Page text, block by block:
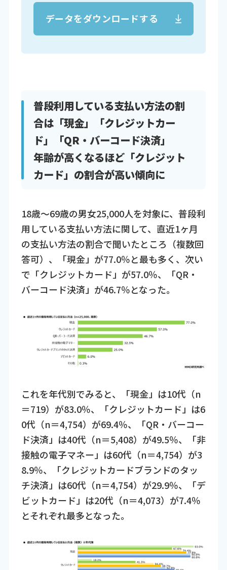
データをダウンロードする
普段利用している支払い方法の割
合は「現金」「クレジットカー
ド」「QR・バーコード決済」
年齢が高くなるほど「クレジット
カード」の割合が高い傾向に
18歳～69歳の男女25,000人を対象に、普段利
用している支払い方法に関して、直近1ヶ月
の支払い方法の割合で聞いたところ（複数回
答可）、「現金」が77.0％と最も多く、次い
で「クレジットカード」が57.0％、「QR・
バーコード決済」が46.7％となった。
これを年代別でみると、「現金」は10代（n
＝719）が83.0％、「クレジットカード」は6
0代（n＝4,754）が69.4％、「QR・バーコー
ド決済」は40代（n＝5,408）が49.5％、「非
接触の電子マネー」は60代（n＝4,754）が3
8.9％、「クレジットカードブランドのタッ
チ決済」は60代（n＝4,754）が29.9％、「デ
ビットカード」は20代（n＝4,073）が7.4％
とそれぞれ最多となった。